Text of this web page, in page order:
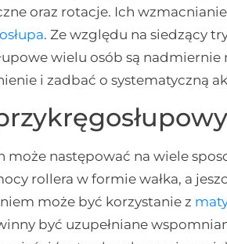
oraz rotacje. Ich
. Ze względu na siedzący
wielu osób są nadmiernie
i zadbać o systematyczną
może następować na wiele
rollera w formie wałka, a
może być korzystanie z
być uzupełniane